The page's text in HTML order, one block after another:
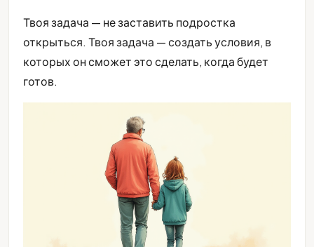
Твоя задача — не заставить подростка
открыться. Твоя задача — создать условия, в
которых он сможет это сделать, когда будет
готов.